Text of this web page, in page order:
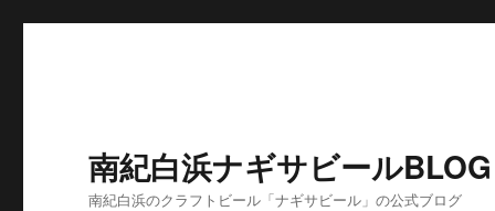
南紀白浜ナギサビールBLOG
南紀白浜のクラフトビール「ナギサビール」の公式ブログ